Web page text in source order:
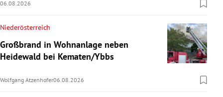
06.08.2026
Niederösterreich
Großbrand in Wohnanlage neben
Heidewald bei Kematen/Ybbs
Wolfgang Atzenhofer06.08.2026